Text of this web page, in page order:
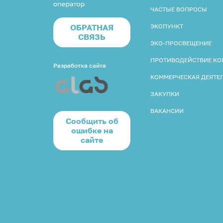
ОБРАТНАЯ
СВЯЗЬ
Разработка сайта
Cообщить об
ошибке на
сайте
ЧАСТЫЕ ВОПРОСЫ
ЭКОПУНКТ
ЭКО-ПРОСВЕЩЕНИЕ
ПРОТИВОДЕЙСТВИЕ
КОММЕРЧЕСКАЯ
ЗАКУПКИ
ВАКАНСИИ